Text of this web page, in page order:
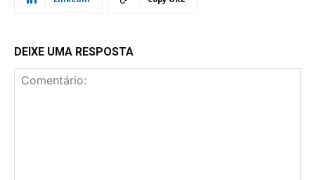
DEIXE UMA RESPOSTA